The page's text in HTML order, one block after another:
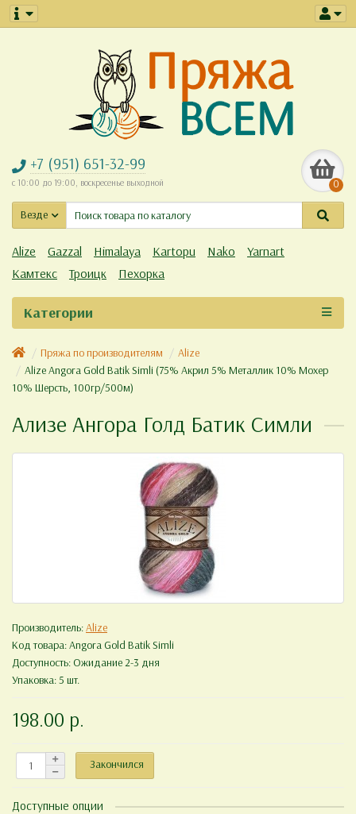
+7 (951) 651-32-99
с 10:00 до 19:00, воскресенье выходной 0
Везде
Alize Gazzal Himalaya Kartopu Nako
Yarnart
Камтекс
Троицк Пехорка
Категории
Пряжа по производителям
Alize
Alize Angora Gold Batik Simli (75% Акрил 5% Металлик 10% Мохер
10% Шерсть, 100гр/500м)
Ализе Ангора Голд Батик Симли
Производитель:Alize
Код товара:Angora Gold Batik Simli
Доступность: Ожидание 2-3 дня
Упаковка: 5 шт.
198.00 р.
Закончился
Доступные опции